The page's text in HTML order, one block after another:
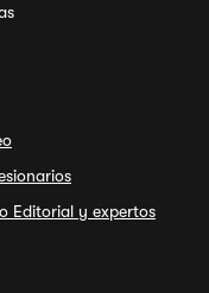
Editorial y expertos